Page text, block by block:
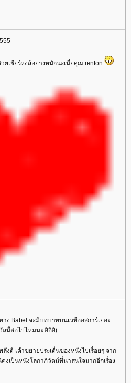
ยเชียร์หงส์อย่างหนักนะเนี่ยคุณ renton
ง Babel จะมีบทบาทบนเวทีออสการ์เยอะ
วัลนี้ต่อไปไหมนะ อิอิอิ)
งดี เค้าขยายประเด็นของหนังไปเรื่อยๆ จาก
คงเป็นหนังโลกาภิวัตน์ที่น่าสนใจมากอีกเรื่อง